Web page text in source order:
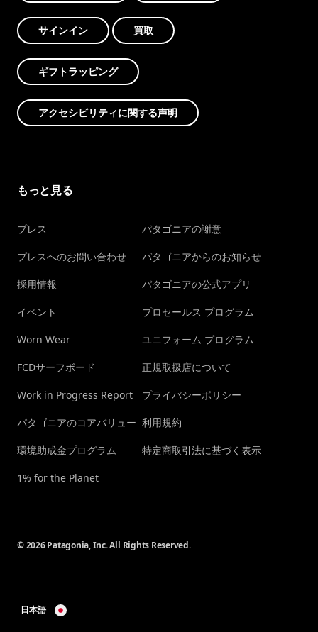
サインイン 買取
ギフトラッピング
アクセシビリティに関する声明
もっと見る
プレス
プレスへのお問い合わせ
採用情報
イベント
Worn Wear
FCDサーフボード
Work in Progress Report
パタゴニアのコアバリュー
環境助成金プログラム
1% for the Planet
パタゴニアの謝意
パタゴニアからのお知らせ
パタゴニアの公式アプリ
プロセールス プログラム
ユニフォーム プログラム
正規取扱店について
プライバシーポリシー
利用規約
特定商取引法に基づく表示
© 2026 Patagonia, Inc. All Rights Reserved.
日本語